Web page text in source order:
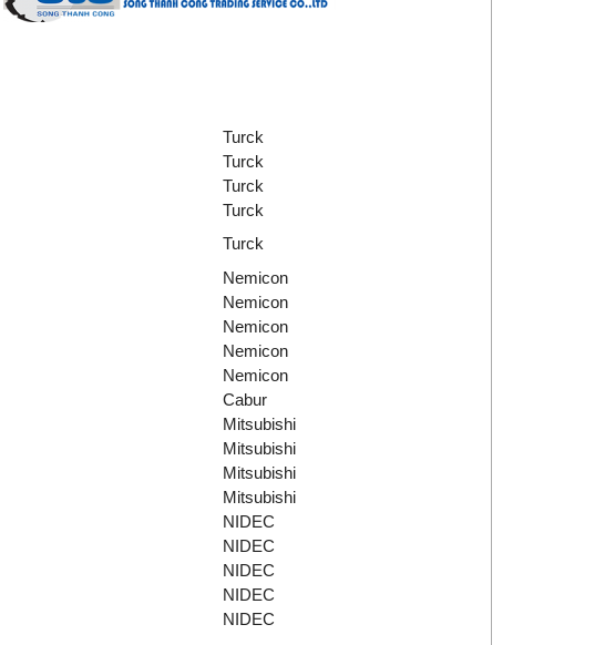
Turck
Turck
Turck
Turck
Turck
Nemicon
Nemicon
Nemicon
Nemicon
Nemicon
Cabur
Mitsubishi
Mitsubishi
Mitsubishi
Mitsubishi
NIDEC
NIDEC
NIDEC
NIDEC
NIDEC